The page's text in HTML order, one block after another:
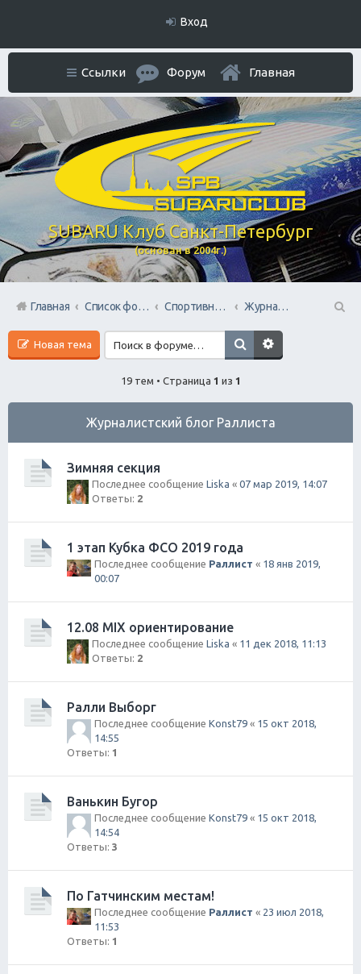
Вход
SUBARU Клуб Санкт-Петербург
(основан в 2004г.)
Ссылки Форум Главная
Главная Список форумов Спортивный раздел
Журналистский блог Раллиста
Новая тема
19 тем • Страница 1 из 1
Журналистский блог Раллиста
Зимняя секция
Последнее сообщение Liska « 07 мар 2019, 14:07
Ответы: 2
1 этап Кубка ФСО 2019 года
Последнее сообщение Раллист « 18 янв 2019,
00:07
12.08 MIX ориентирование
Последнее сообщение Liska « 11 дек 2018, 11:13
Ответы: 2
Ралли Выборг
Последнее сообщение Konst79 « 15 окт 2018,
14:55
Ответы: 1
Ванькин Бугор
Последнее сообщение Konst79 « 15 окт 2018,
14:54
Ответы: 3
По Гатчинским местам!
Последнее сообщение Раллист « 23 июл 2018,
11:53
Ответы: 1